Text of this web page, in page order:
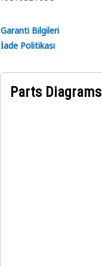
Garanti Bilgileri
İade Politikası
Parts Diagrams